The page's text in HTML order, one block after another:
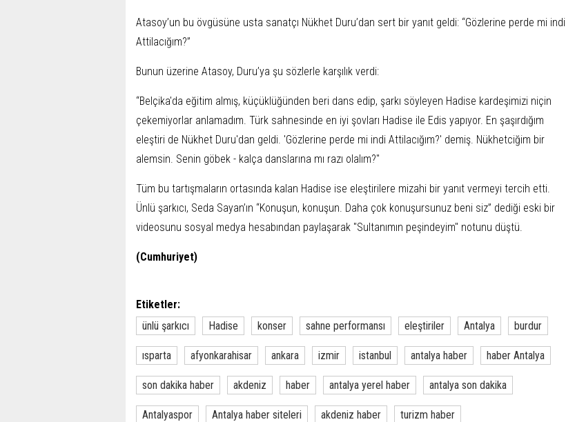
Atasoy’un bu övgüsüne usta sanatçı Nükhet Duru’dan sert bir yanıt geldi: “Gözlerine perde mi indi
Attilacığım?”
Bunun üzerine Atasoy, Duru’ya şu sözlerle karşılık verdi:
“Belçika'da eğitim almış, küçüklüğünden beri dans edip, şarkı söyleyen Hadise kardeşimizi niçin
çekemiyorlar anlamadım. Türk sahnesinde en iyi şovları Hadise ile Edis yapıyor. En şaşırdığım
eleştiri de Nükhet Duru'dan geldi. 'Gözlerine perde mi indi Attilacığım?' demiş. Nükhetciğim bir
alemsin. Senin göbek - kalça danslarına mı razı olalım?"
Tüm bu tartışmaların ortasında kalan Hadise ise eleştirilere mizahi bir yanıt vermeyi tercih etti.
Ünlü şarkıcı, Seda Sayan’ın “Konuşun, konuşun. Daha çok konuşursunuz beni siz” dediği eski bir
videosunu sosyal medya hesabından paylaşarak "Sultanımın peşindeyim" notunu düştü.
(Cumhuriyet)
Etiketler:
ünlü şarkıcı
Hadise konser sahne performansı eleştiriler Antalya burdur
ısparta afyonkarahisar ankara izmir istanbul antalya haber haber Antalya
son dakika haber akdeniz haber antalya yerel haber antalya son dakika
Antalyaspor Antalya haber siteleri akdeniz haber turizm haber